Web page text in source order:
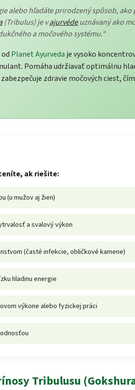
alebo hľadáte prirodzený spôsob,
(Tribulus) je vajurvédeuznávaný ako
a močového systému.“
od Planet Ayurveda je vysoko
Pomáha udržiavať optimálnu
zdravie močových ciest,
ak riešite:
(u mužov aj žien)
a svalový výkon
(časté infekcie, obličkové kamene)
hladinu energie
výkone alebo fyzickej práci
Tribulusu